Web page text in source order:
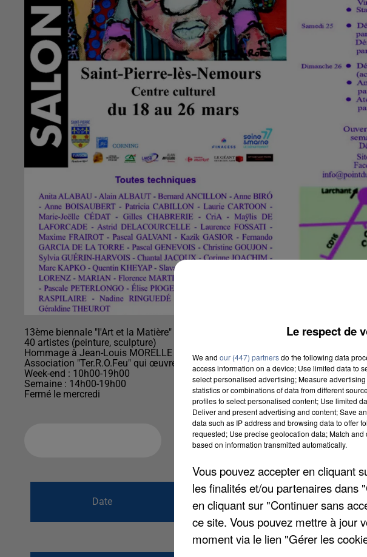
13ème biennale "l'Art et la Matière" toutes techniques
40 artistes (peinture, sculpture)
Hommage à Jean-Louis MORELLE
Association "Ter.R.O.Feu" qui œuvre pour la prévention du cancer du sein
Week-end : 10h00-19h00
Semaine : 14h00-19h00
Fermé le mercredi
Date
du18 mars 2023 à 11h00
au26 mars 2023 à 21h00
Le respect de
We and our (447) partnersdo the following data
access information on a device; Use limited data to
select personalised advertising; Measure
statistics or combinations of data from different
profiles to select personalised content; Use limited
Deliver and present advertising and content; Save
data such as IP address and browsing data to offer
requested; Use precise geolocation data; Match
based on information transmitted automatically.
Vous pouvez accepter en cliquant
les finalités et/ou partenaires dans
en cliquant sur "Continuer sans
ce site. Vous pouvez mettre à jour
moment via le lien "Gérer les